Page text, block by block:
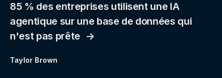
85 % des entreprises utilisent une IA
agentique sur une base de données qui
n'est pas prête
Taylor Brown